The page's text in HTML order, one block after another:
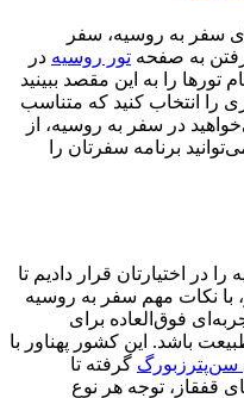
سفر به روسیه، سفر
به صفحه تور روسیه در
تورها را به این مقصد ببینید
را انتخاب کنید که متناسب
در سفر به روسیه، از
برنامه سفرتان را
در اختیارتان قرار دادیم تا
با نکات مهم سفر به روسیه
فوق‌العاده برای
باشد. این کشور پهناور با
سن‌پترزبورگ گرفته تا
قفقاز، توجه هر نوع